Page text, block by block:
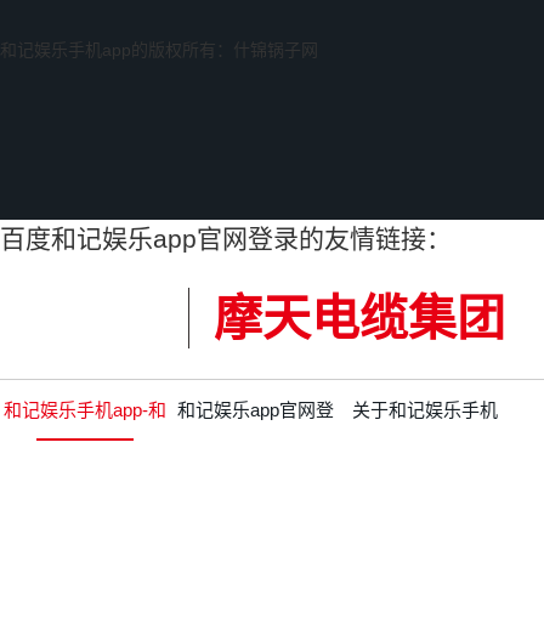
和记娱乐手机app的版权所有：什锦锅子网
百度和记娱乐app官网登录的友情链接：
摩天电缆集团
和记娱乐手机app-和 和记娱乐app官网登 关于和记娱乐手机